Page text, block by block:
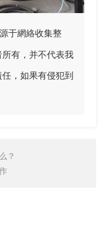
于網絡收集整
有，并不代表我
，如果有侵犯到
？